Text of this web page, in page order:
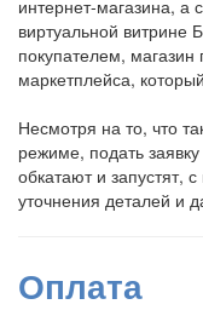
интернет-магазина, а
виртуальной витрине
покупателем, магазин
маркетплейса,
Несмотря на то, что
режиме, подать
обкатают и запустят,
уточнения деталей и
Оплата